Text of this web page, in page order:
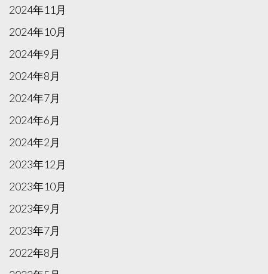
2024年11月
2024年10月
2024年9月
2024年8月
2024年7月
2024年6月
2024年2月
2023年12月
2023年10月
2023年9月
2023年7月
2022年8月